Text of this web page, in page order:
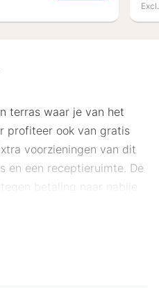
terras waar je van het
profiteer ook van gratis
voorzieningen van dit
en een receptieruimte. De
betaling naar nabije
gespecialiseerd
in de koffiebar/het